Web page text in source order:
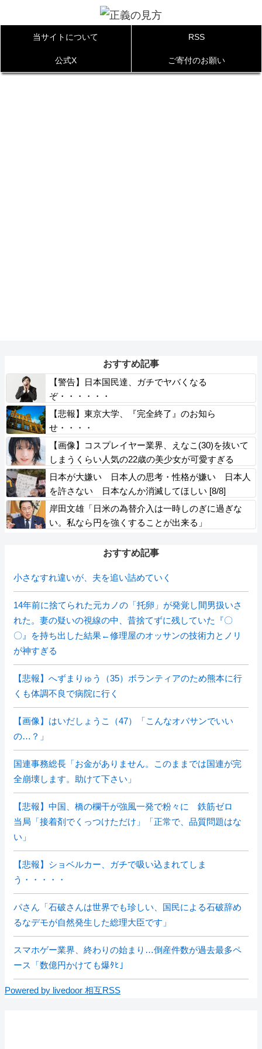
当サイトについて RSS
公式X ご寄付のお願い
おすすめ記事
【警告】日本国民達、ガチでヤバくなる
ぞ・・・・・・
【悲報】東京大学、『完全終了』のお知ら
せ・・・・
【画像】コスプレイヤー業界、えなこ(30)を抜いて
しまうくらい人気の22歳の美少女が可愛すぎる
日本が大嫌い 日本人の思考・性格が嫌い 日本人
を許さない 日本なんか消滅してほしい [8/8]
岸田文雄「日米の為替介入は一時しのぎに過ぎな
い。私なら円を強くすることが出来る」
おすすめ記事
小さなすれ違いが、夫を追い詰めていく
14年前に捨てられた元カノの「托卵」が発覚し間男扱いさ
れた。妻の疑いの視線の中、昔捨てずに残していた『〇
〇』を持ち出した結果←修理屋のオッサンの技術力とノリ
が神すぎる
【悲報】へずまりゅう（35）ボランティアのため熊本に行
くも体調不良で病院に行く
【画像】はいだしょうこ（47）「こんなオバサンでいい
の…？」
国連事務総長「お金がありません。このままでは国連が完
全崩壊します。助けて下さい」
【悲報】中国、橋の欄干が強風一発で粉々に 鉄筋ゼロ
当局「接着剤でくっつけただけ」「正常で、品質問題はな
い」
【悲報】ショベルカー、ガチで吸い込まれてしま
う・・・・・
パさん「石破さんは世界でも珍しい、国民による石破辞め
るなデモが自然発生した総理大臣です」
スマホゲー業界、終わりの始まり…倒産件数が過去最多ペ
ース「数億円かけても爆ﾀﾋ」
Powered by livedoor 相互RSS